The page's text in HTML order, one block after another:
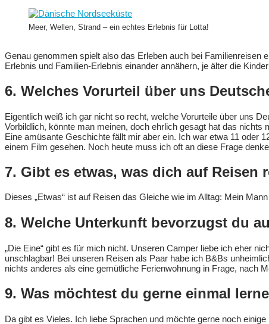
Meer, Wellen, Strand – ein echtes Erlebnis für Lotta!
Genau genommen spielt also das Erleben auch bei
Erlebnis und Familien-Erlebnis einander annähern, je älter die
6. Welches Vorurteil über uns
Eigentlich weiß ich gar nicht so recht, welche Vorurteile über uns
Vorbildlich, könnte man meinen, doch ehrlich gesagt hat das
Eine amüsante Geschichte fällt mir aber ein. Ich war etwa 11 oder
einem Film gesehen. Noch heute muss ich oft an diese Frage
7. Gibt es etwas, was dich auf Reisen
Dieses „Etwas“ ist auf Reisen das Gleiche wie im Alltag: Mein
8. Welche Unterkunft bevorzugst du
„Die Eine“ gibt es für mich nicht. Unseren Camper liebe ich eher
unschlagbar! Bei unseren Reisen als Paar habe ich B&Bs
nichts anderes als eine gemütliche Ferienwohnung in Frage, nach
9. Was möchtest du gerne einmal
Da gibt es Vieles. Ich liebe Sprachen und möchte gerne noch